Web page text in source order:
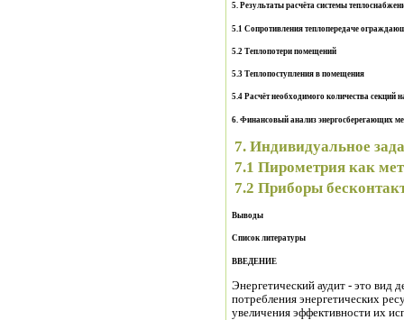
5. Результаты расчёта системы
5.1 Сопротивления теплопередаче
5.2 Теплопотери помещений
5.3 Теплопоступления в помещения
5.4 Расчёт необходимого количества секций
6. Финансовый анализ энергосберегающих
7. Индивидуальное
7.1 Пирометрия как
7.2 Приборы
Выводы
Список литературы
ВВЕДЕНИЕ
Энергетический аудит - это вид
потребления энергетических
увеличения эффективности их